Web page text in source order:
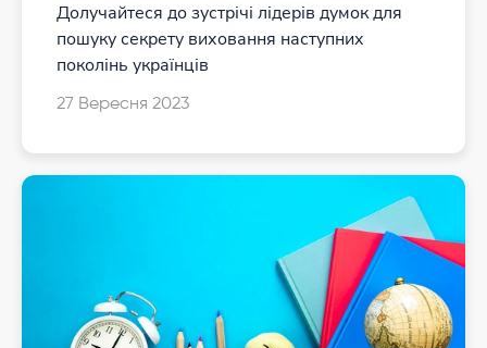
Долучайтеся до зустрічі лідерів думок для
пошуку секрету виховання наступних
поколінь українців
27 Вересня 2023